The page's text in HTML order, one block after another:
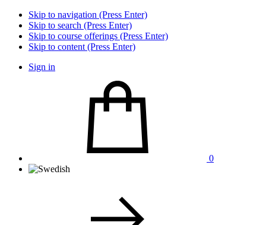
Skip to navigation (Press Enter)
Skip to search (Press Enter)
Skip to course offerings (Press Enter)
Skip to content (Press Enter)
Sign in
0